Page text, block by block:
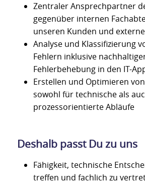
Zentraler Ansprechpartner
gegenüber internen
unseren Kunden und
Analyse und Klassifizierung
Fehlern inklusive
Fehlerbehebung in den IT-
Erstellen und Optimieren
sowohl für technische als
prozessorientierte Abläufe
Deshalb passt Du zu uns
Fähigkeit, technische
treffen und fachlich zu